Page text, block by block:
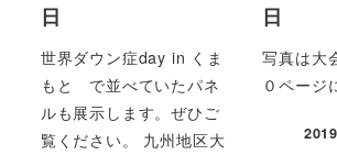
日
世界ダウン症day in くま
もと で並べていたパネ
ルも展示します。ぜひご
覧ください。 九州地区大
日
写真は大
０ページ
投稿